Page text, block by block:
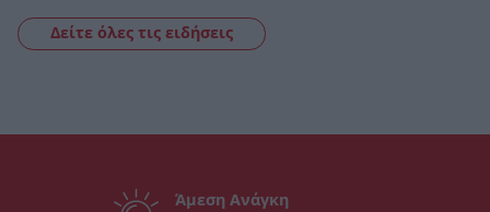
Δείτε όλες τις ειδήσεις
Άμεση Ανάγκη